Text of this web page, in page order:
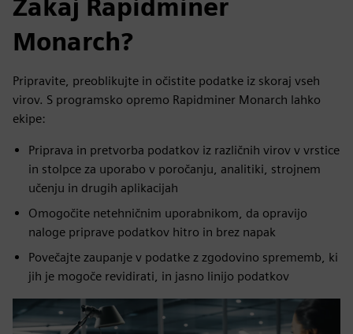
Zakaj Rapidminer
Monarch?
Pripravite, preoblikujte in očistite podatke iz skoraj vseh
virov. S programsko opremo Rapidminer Monarch lahko
ekipe:
Priprava in pretvorba podatkov iz različnih virov v vrstice
in stolpce za uporabo v poročanju, analitiki, strojnem
učenju in drugih aplikacijah
Omogočite netehničnim uporabnikom, da opravijo
naloge priprave podatkov hitro in brez napak
Povečajte zaupanje v podatke z zgodovino sprememb, ki
jih je mogoče revidirati, in jasno linijo podatkov